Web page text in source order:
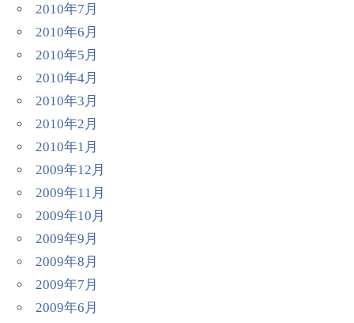
2010年7月
2010年6月
2010年5月
2010年4月
2010年3月
2010年2月
2010年1月
2009年12月
2009年11月
2009年10月
2009年9月
2009年8月
2009年7月
2009年6月